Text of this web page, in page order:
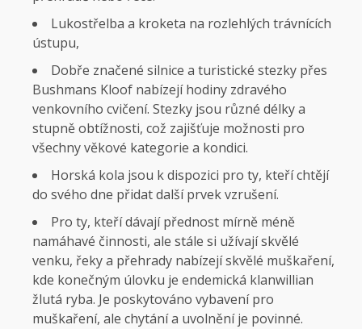
Lukostřelba a kroketa na rozlehlých trávnících
ústupu,
Dobře značené silnice a turistické stezky přes
Bushmans Kloof nabízejí hodiny zdravého
venkovního cvičení. Stezky jsou různé délky a
stupně obtížnosti, což zajišťuje možnosti pro
všechny věkové kategorie a kondici.
Horská kola jsou k dispozici pro ty, kteří chtějí
do svého dne přidat další prvek vzrušení.
Pro ty, kteří dávají přednost mírně méně
namáhavé činnosti, ale stále si užívají skvělé
venku, řeky a přehrady nabízejí skvělé muškaření,
kde konečným úlovku je endemická klanwillian
žlutá ryba. Je poskytováno vybavení pro
muškaření, ale chytání a uvolnění je povinné.